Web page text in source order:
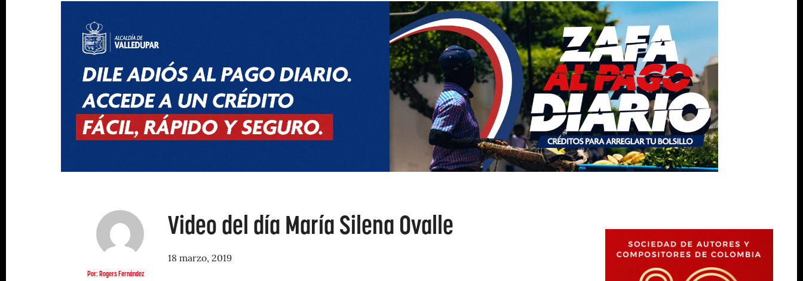
Por: Rogers Fernández
Video del día María Silena Ovalle
18 marzo, 2019